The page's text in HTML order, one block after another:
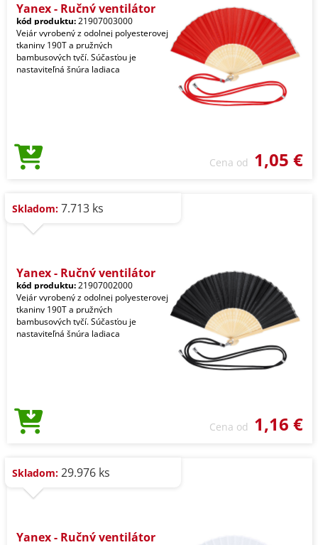
Yanex - Ručný ventilátor
kód produktu:21907003000
Vejár vyrobený z odolnej polyesterovej
tkaniny 190T a pružných
bambusových tyčí. Súčasťou je
nastaviteľná šnúra ladiaca
Cena od 1,05 €
Skladom: 7.713 ks
Yanex - Ručný ventilátor
kód produktu:21907002000
Vejár vyrobený z odolnej polyesterovej
tkaniny 190T a pružných
bambusových tyčí. Súčasťou je
nastaviteľná šnúra ladiaca
Cena od 1,16 €
Skladom: 29.976 ks
Yanex - Ručný ventilátor